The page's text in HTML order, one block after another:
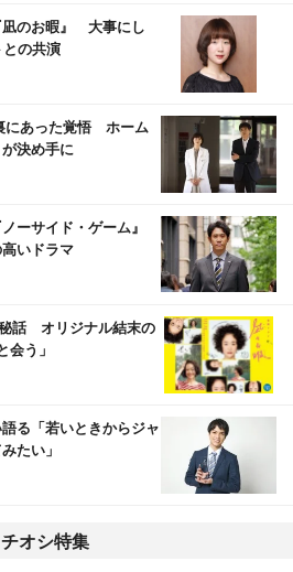
凪のお暇』 大事にし
の共演
にあった覚悟 ホーム
決め手に
ーサイド・ゲーム』
いドラマ
秘話 オリジナル結末の
う」
る「若いときからジャ
たい」
オシ特集